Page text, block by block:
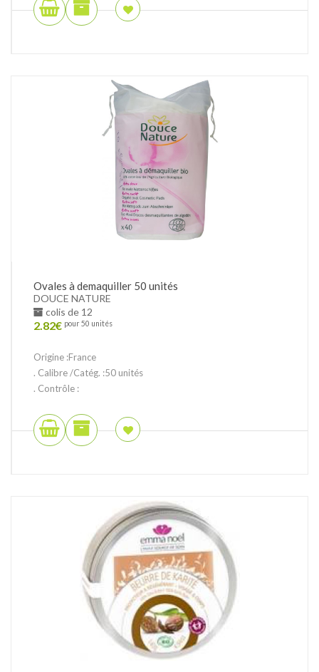
Ovales à demaquiller 50 unités
DOUCE NATURE
colis de 12
2.82€ pour 50 unités
Origine :France
. Calibre /Catég. :50 unités
. Contrôle :